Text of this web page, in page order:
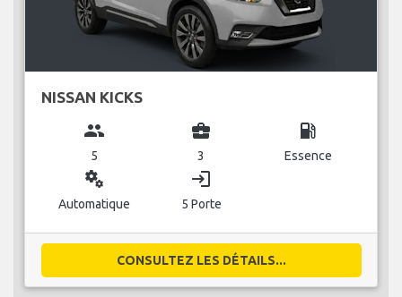
NISSAN KICKS
group
5
business_center
3
local_gas_station
Essence
miscellaneous_services
Automatique
login
5 Porte
CONSULTEZ LES DÉTAILS...